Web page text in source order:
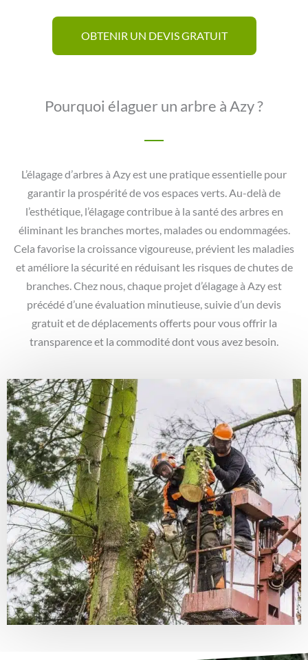
OBTENIR UN DEVIS GRATUIT
Pourquoi élaguer un arbre à Azy ?
L’élagage d’arbres à Azy est une pratique essentielle pour
garantir la prospérité de vos espaces verts. Au-delà de
l’esthétique, l’élagage contribue à la santé des arbres en
éliminant les branches mortes, malades ou endommagées.
Cela favorise la croissance vigoureuse, prévient les maladies
et améliore la sécurité en réduisant les risques de chutes de
branches. Chez nous, chaque projet d’élagage à Azy est
précédé d’une évaluation minutieuse, suivie d’un devis
gratuit et de déplacements offerts pour vous offrir la
transparence et la commodité dont vous avez besoin.